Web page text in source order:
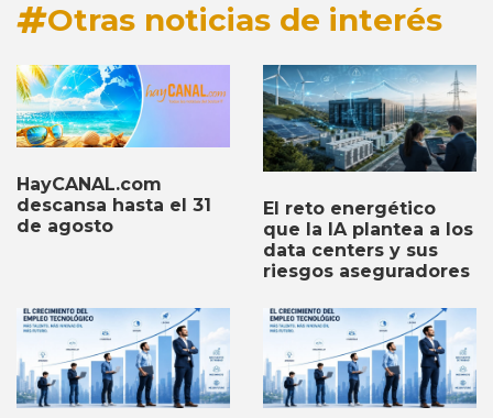
Otras noticias de interés
HayCANAL.com
descansa hasta el 31
de agosto
El reto energético
que la IA plantea a los
data centers y sus
riesgos aseguradores